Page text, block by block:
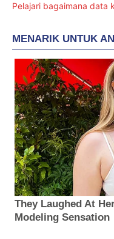
Pelajari bagaimana data